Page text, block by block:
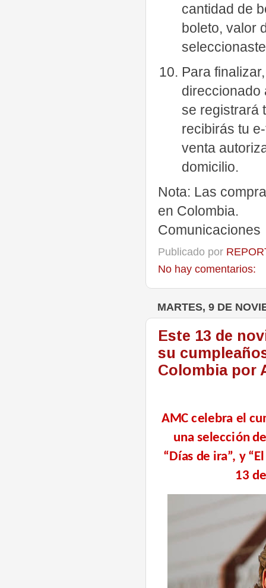
cantidad de
boleto, valor
Para
direccionado
se registrará
recibirás tu
venta
domicilio.
Nota: Las
en Colombia.
Comunicaciones
Publicado por
No hay comentarios:
MARTES, 9 DE
Este 13 de
su
Colombia por
AMC celebra el
una selección
“Días de ira”, y
13